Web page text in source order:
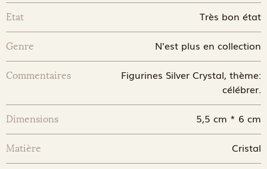
Etat Très bon état
Genre N'est plus en collection
Commentaires
Figurines Silver Crystal, thème:
célébrer.
Dimensions 5,5 cm * 6 cm
Matière Cristal